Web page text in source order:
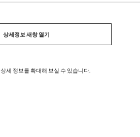
상세정보 새창 열기
상세 정보를 확대해 보실 수 있습니다.